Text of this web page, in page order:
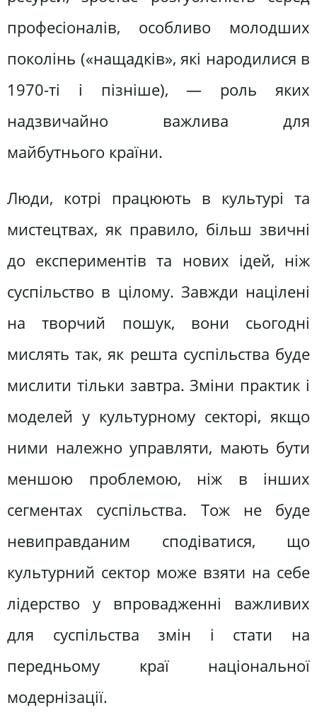
професіоналів, особливо молодших
поколінь («нащадків», які народилися в
1970-ті і пізніше), — роль яких
надзвичайно важлива для
майбутнього країни.
Люди, котрі працюють в культурі та
мистецтвах, як правило, більш звичні
до експериментів та нових ідей, ніж
суспільство в цілому. Завжди націлені
на творчий пошук, вони сьогодні
мислять так, як решта суспільства буде
мислити тільки завтра. Зміни практик і
моделей у культурному секторі, якщо
ними належно управляти, мають бути
меншою проблемою, ніж в інших
сегментах суспільства. Тож не буде
невиправданим сподіватися, що
культурний сектор може взяти на себе
лідерство у впровадженні важливих
для суспільства змін і стати на
передньому краї національної
модернізації.